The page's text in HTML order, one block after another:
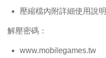
壓縮檔內附詳細使用說明
解壓密碼：
www.mobilegames.tw